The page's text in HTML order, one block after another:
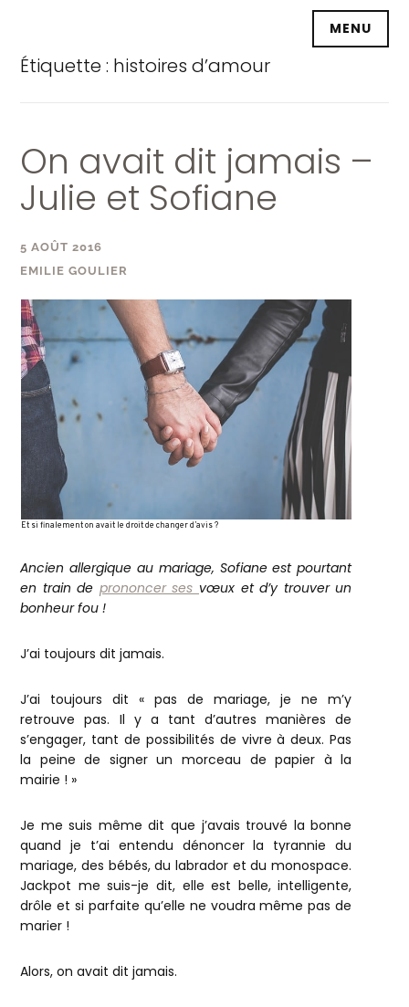
principal
MENU
Étiquette : histoires d’amour
On avait dit jamais –
Julie et Sofiane
5 AOÛT 2016
EMILIE GOULIER
Et si finalement on avait le droit de changer d’avis ?
Ancien allergique au mariage, Sofiane est pourtant
en train de prononcer ses vœux et d’y trouver un
bonheur fou !
J’ai toujours dit jamais.
J’ai toujours dit « pas de mariage, je ne m’y
retrouve pas. Il y a tant d’autres manières de
s’engager, tant de possibilités de vivre à deux. Pas
la peine de signer un morceau de papier à la
mairie ! »
Je me suis même dit que j’avais trouvé la bonne
quand je t’ai entendu dénoncer la tyrannie du
mariage, des bébés, du labrador et du monospace.
Jackpot me suis-je dit, elle est belle, intelligente,
drôle et si parfaite qu’elle ne voudra même pas de
marier !
Alors, on avait dit jamais.